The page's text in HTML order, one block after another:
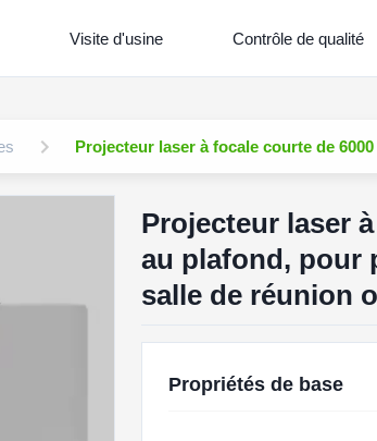
Visite d'usine Contrôle de qualité
Projecteur laser à focale courte de
Projecteur laser
au plafond, pour
salle de réunion
Propriétés de base